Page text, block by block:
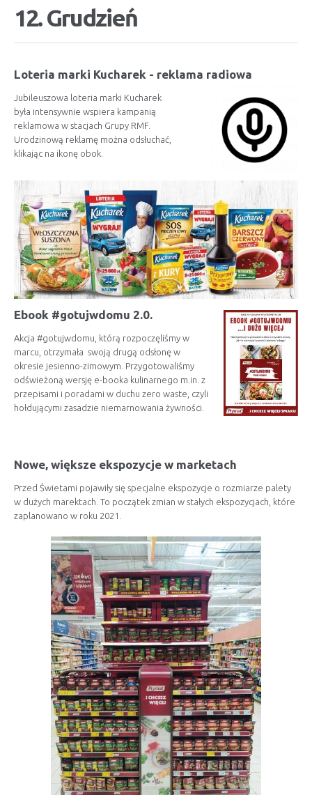
12. Grudzień
Loteria marki Kucharek - reklama radiowa
Jubileuszowa loteria marki Kucharek
była intensywnie wspiera kampanią
reklamowa w stacjach Grupy RMF.
Urodzinową reklamę można odsłuchać,
klikając na ikonę obok.
Ebook #gotujwdomu 2.0.
Akcja #gotujwdomu, którą rozpoczęliśmy w
marcu, otrzymała swoją drugą odsłonę w
okresie jesienno-zimowym. Przygotowaliśmy
odświeżoną wersję e-booka kulinarnego m.in. z
przepisami i poradami w duchu zero waste, czyli
hołdującymi zasadzie niemarnowania żywności.
Nowe, większe ekspozycje w marketach
Przed Świetami pojawiły się specjalne ekspozycje o rozmiarze palety
w dużych marektach. To początek zmian w stałych ekspozycjach, które
zaplanowano w roku 2021.